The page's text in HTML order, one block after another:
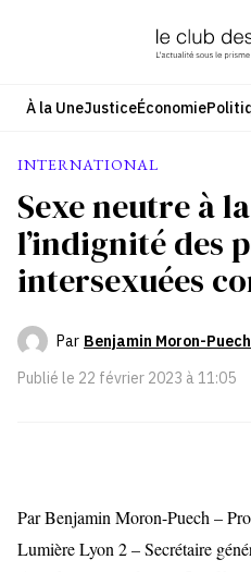
À la UneJusticeÉconomie
INTERNATIONAL
Sexe neutre à la
l’indignité des
intersexuées
Par Benjamin Moron-Puech
Publié le 22 février 2023 à 11:05
Par Benjamin Moron-Puech –
Lumière Lyon 2 – Secrétaire